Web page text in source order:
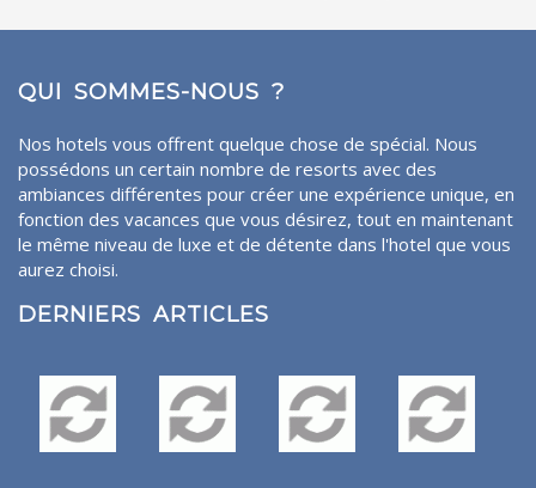
QUI SOMMES-NOUS ?
Nos hotels vous offrent quelque chose de spécial. Nous
possédons un certain nombre de resorts avec des
ambiances différentes pour créer une expérience unique, en
fonction des vacances que vous désirez, tout en maintenant
le même niveau de luxe et de détente dans l'hotel que vous
aurez choisi.
DERNIERS ARTICLES